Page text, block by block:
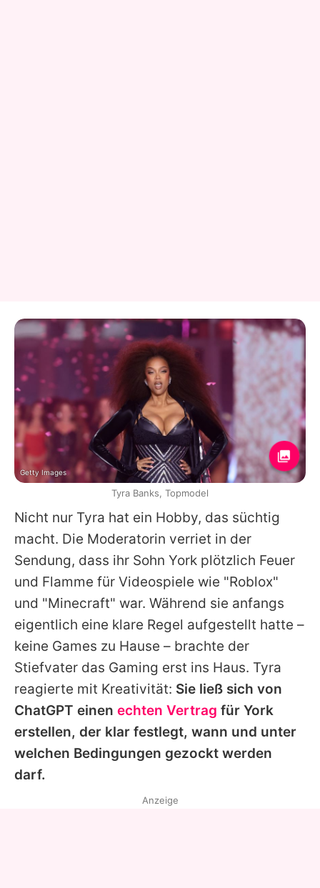
Nicht nur Tyra hat ein Hobby, das süchtig
macht. Die Moderatorin verriet in der
Sendung, dass ihr Sohn York plötzlich Feuer
und Flamme für Videospiele wie "Roblox"
und "Minecraft" war. Während sie anfangs
eigentlich eine klare Regel aufgestellt hatte –
keine Games zu Hause – brachte der
Stiefvater das Gaming erst ins Haus. Tyra
reagierte mit Kreativität: Sie ließ sich von
ChatGPT einen echten Vertrag für York
erstellen, der klar festlegt, wann und unter
welchen Bedingungen gezockt werden
darf.
Getty Images
Tyra Banks, Topmodel
Anzeige